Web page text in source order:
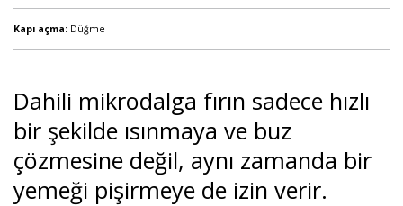
Kapı açma: Düğme
Dahili mikrodalga fırın sadece hızlı
bir şekilde ısınmaya ve buz
çözmesine değil, aynı zamanda bir
yemeği pişirmeye de izin verir.